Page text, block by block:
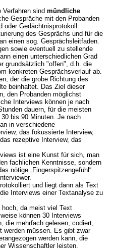
Verfahren sind mündliche
Gespräche mit den Probanden
oder Gedächtnisprotokoll
des Gesprächs und für die
einen sog. Gesprächsleitfaden.
sowie eventuell zu stellende
einen unterschiedlichen Grad
grundsätzlich "offen", d.h. die
konkreten Gesprächsverlauf ab.
der die grobe Richtung des
beinhaltet. Das Ziel dieser
den Probanden möglichst
Interviews können je nach
dauern, für die meisten
bis 90 Minuten. Je nach
in verschiedene
das fokussierte Interview,
rezeptive Interview, das
ist eine Kunst für sich, man
fachlichen Kenntnisse, sondern
nötige „Fingerspitzengefühl“.
und liegt dann als Text
Interviews einer Textanalyse zu
hoch, da meist viel Text
können 30 Interviews
die mehrfach gelesen, codiert,
werden müssen. Es gibt zwar
werden kann, die
Wissenschaftler leisten.